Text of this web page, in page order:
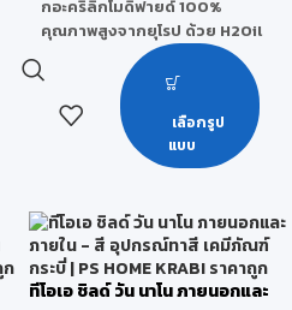
กอะคริลิกโมดิฟายด์ 100%
คุณภาพสูงจากยุโรป ด้วย H2Oil
Technology สูตรพิเศษเฉพาะของ
ทีโอเอ ที่รวมคุณสมบัติของสี
เคลือบผสานเข้ากับโมเลกุลของน้ำ
เป็นสีรักษ์โลกที่คุณภาพ สูงกว่า
เดิม ไม่ง้อทินเนอร์ เพียงผสมกับน้ำ
ไร้กลิ่นฉุน ปลอดภัยต่อทุกชีวิตใน
เกรด
กลุ่มพรีเมียมคุณภาพสูงสุด
เลือกรูป
แบบ
ทีโอเอ ชิลด์ วัน นาโน ภายนอกและ